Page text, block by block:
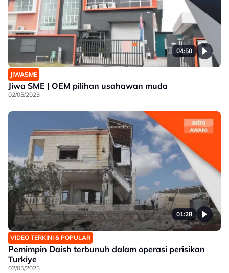
04:50
JIWASME
Jiwa SME | OEM pilihan usahawan muda
02/05/2023
01:28
VIDEO TERKINI & POPULAR
Pemimpin Daish terbunuh dalam operasi perisikan
Turkiye
02/05/2023